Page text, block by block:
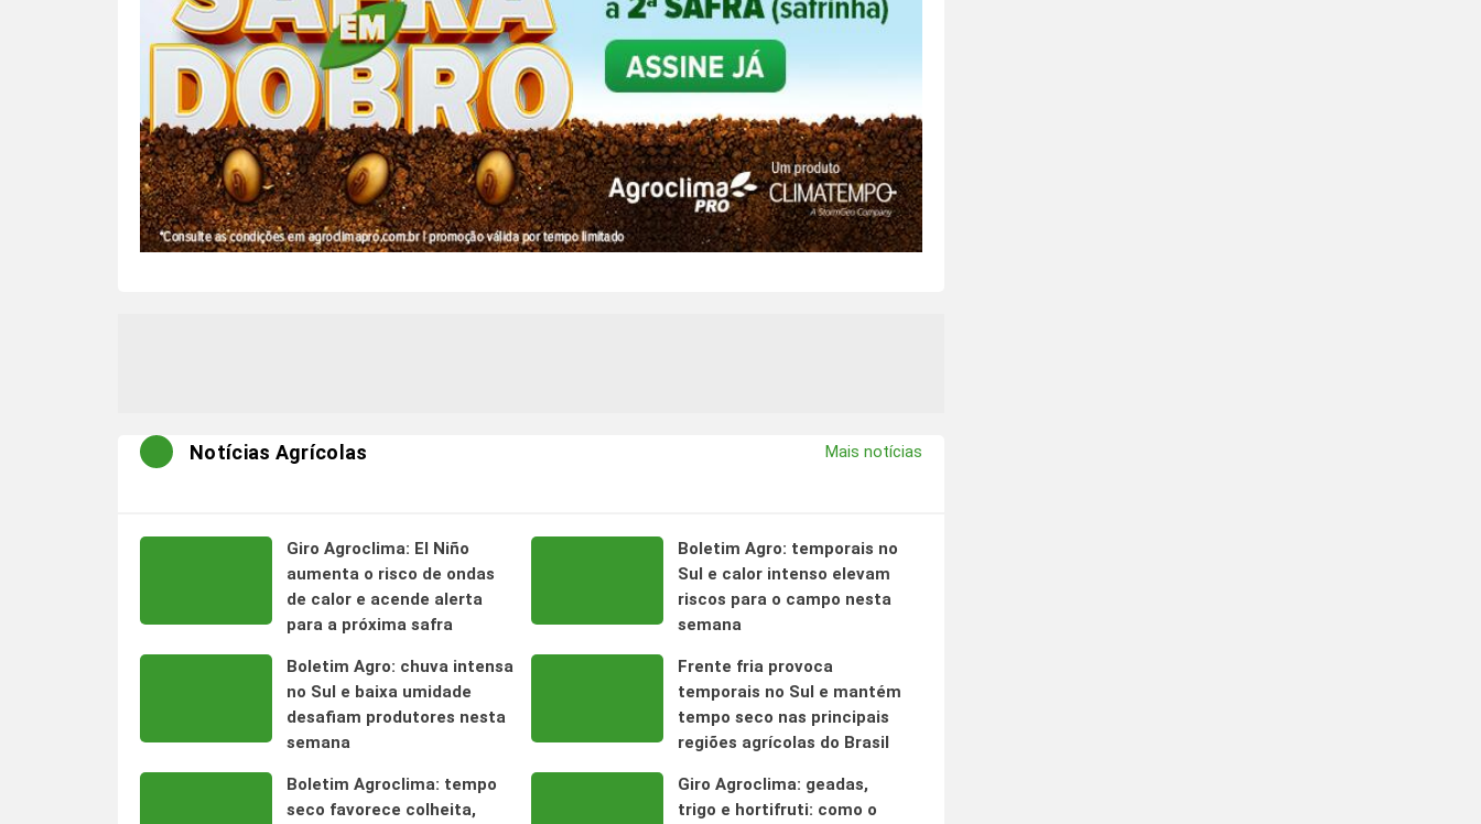
Notícias Agrícolas Mais notícias
Giro Agroclima: El Niño
aumenta o risco de ondas
de calor e acende alerta
para a próxima safra
Boletim Agro: temporais no
Sul e calor intenso elevam
riscos para o campo nesta
semana
Boletim Agro: chuva intensa
no Sul e baixa umidade
desafiam produtores nesta
semana
Frente fria provoca
temporais no Sul e mantém
tempo seco nas principais
regiões agrícolas do Brasil
Boletim Agroclima: tempo
seco favorece colheita,
Giro Agroclima: geadas,
trigo e hortifruti: como o